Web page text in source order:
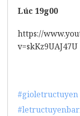
Lúc 19g00
https://
v=skKz9UAJ47U
#gioletructuyen